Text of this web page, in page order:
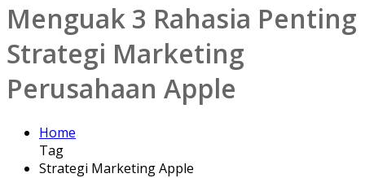
Menguak 3 Rahasia Penting
Strategi Marketing
Perusahaan Apple
Home
Tag
Strategi Marketing Apple